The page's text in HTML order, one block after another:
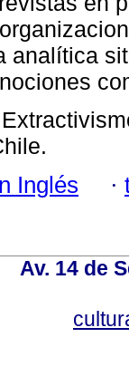
analítica
Inglés ·
Av. 14 de